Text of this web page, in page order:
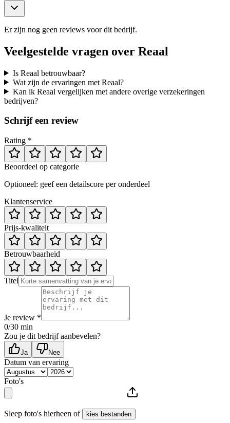
Er zijn nog geen reviews voor dit bedrijf.
Veelgestelde vragen over Reaal
Is Reaal betrouwbaar?
Wat zijn de ervaringen met Reaal?
Kan ik Reaal vergelijken met andere overige verzekeringen
bedrijven?
Schrijf een review
Rating *
Beoordeel op categorie
Optioneel: geef een detailscore per onderdeel
Klantenservice
Prijs-kwaliteit
Betrouwbaarheid
Titel
Je review *
0/30 min
Zou je dit bedrijf aanbevelen?
Ja Nee
Datum van ervaring
Foto's
Sleep foto's hierheen of kies bestanden